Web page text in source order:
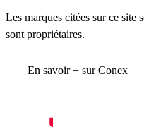
Les marques citées sur ce site
sont propriétaires.
En savoir + sur Conex